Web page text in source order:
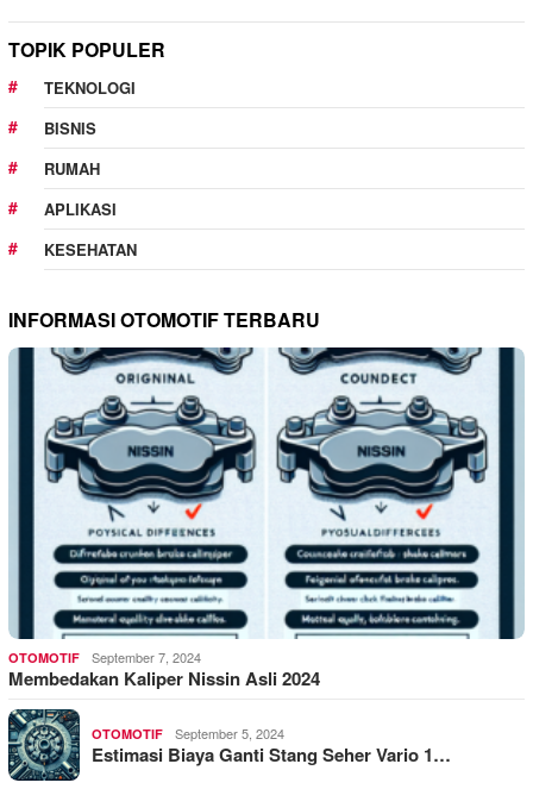
TOPIK POPULER
TEKNOLOGI
BISNIS
RUMAH
APLIKASI
KESEHATAN
INFORMASI OTOMOTIF TERBARU
OTOMOTIF September 7, 2024
Membedakan Kaliper Nissin Asli 2024
OTOMOTIF September 5, 2024
Estimasi Biaya Ganti Stang Seher Vario 1…